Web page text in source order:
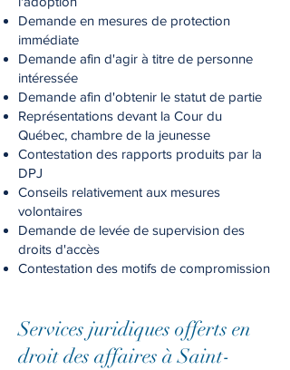
Demande en mesures de protection
immédiate
Demande afin d'agir à titre de personne
intéressée
Demande afin d'obtenir le statut de partie
Représentations devant la Cour du
Québec, chambre de la jeunesse
Contestation des rapports produits par la
DPJ
Conseils relativement aux mesures
volontaires
Demande de levée de supervision des
droits d'accès
Contestation des motifs de compromission
Services juridiques offerts en
droit des affaires à Saint-